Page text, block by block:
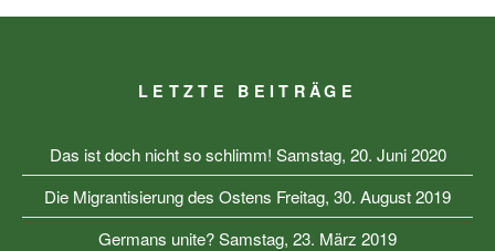
LETZTE BEITRÄGE
Das ist doch nicht so schlimm! Samstag, 20. Juni 2020
Die Migrantisierung des Ostens Freitag, 30. August 2019
Germans unite?Samstag, 23. März 2019